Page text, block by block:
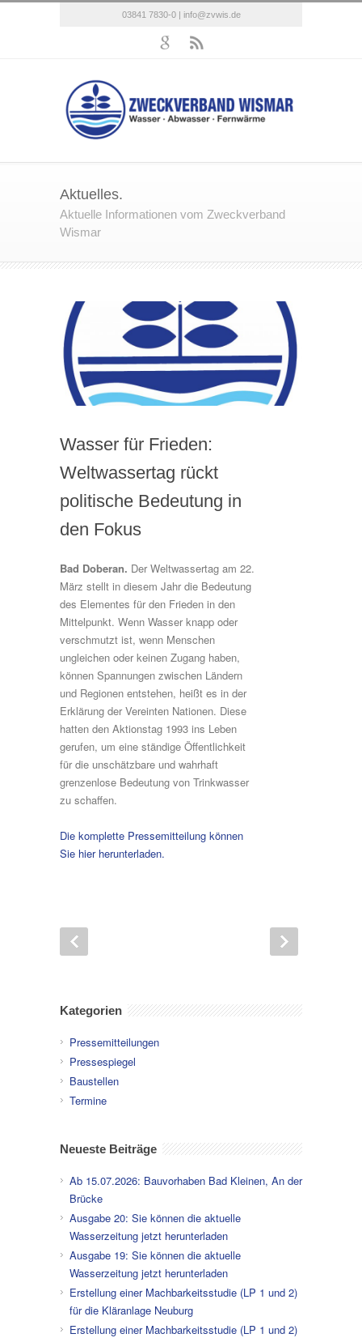
03841 7830-0 | info@zvwis.de
Aktuelles.
Aktuelle Informationen vom Zweckverband
Wismar
Wasser für Frieden:
Weltwassertag rückt
politische Bedeutung in
den Fokus
Bad Doberan. Der Weltwassertag am 22.
März stellt in diesem Jahr die Bedeutung
des Elementes für den Frieden in den
Mittelpunkt. Wenn Wasser knapp oder
verschmutzt ist, wenn Menschen
ungleichen oder keinen Zugang haben,
können Spannungen zwischen Ländern
und Regionen entstehen, heißt es in der
Erklärung der Vereinten Nationen. Diese
hatten den Aktionstag 1993 ins Leben
gerufen, um eine ständige Öffentlichkeit
für die unschätzbare und wahrhaft
grenzenlose Bedeutung von Trinkwasser
zu schaffen.
Die komplette Pressemitteilung können
Sie hier herunterladen.
Kategorien
Pressemitteilungen
Pressespiegel
Baustellen
Termine
Neueste Beiträge
Ab 15.07.2026: Bauvorhaben Bad Kleinen, An der
Brücke
Ausgabe 20: Sie können die aktuelle
Wasserzeitung jetzt herunterladen
Ausgabe 19: Sie können die aktuelle
Wasserzeitung jetzt herunterladen
Erstellung einer Machbarkeitsstudie (LP 1 und 2)
für die Kläranlage Neuburg
Erstellung einer Machbarkeitsstudie (LP 1 und 2)